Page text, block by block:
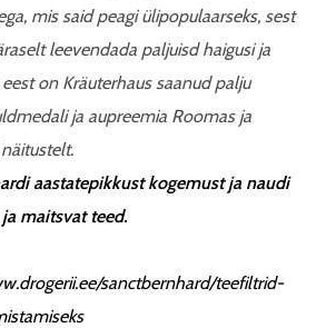
mis said peagi ülipopulaarseks, sest
leevendada paljuisd haigusi ja
on Kräuterhaus saanud palju
ja aupreemia Roomas ja
aastatepikkust kogemust ja naudi
maitsvat teed.
sanctbernhard/teefiltrid-